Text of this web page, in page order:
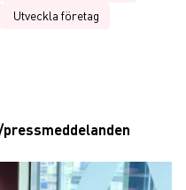
Utveckla företag